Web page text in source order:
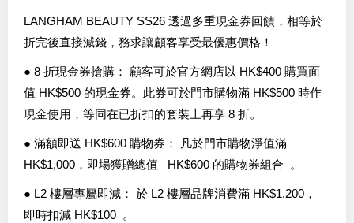
LANGHAM BEAUTY SS26 透過多重現金券回饋，相等於
折完後直接減錢，務求讓顧客享受最優惠價格！
● 8 折現金券搶購： 顧客可於官方網店以 HK$400 購買面
值 HK$500 的現金券。此券可於門市購物滿 HK$500 時作
現金使用，等同在已折扣的套裝上再享 8 折。
● 滿額即送 HK$600 購物券： 凡於門市購物淨值滿
HK$1,000，即場獲贈總值 HK$600 的購物券組合 。
● L2 樓層專屬即減： 於 L2 樓層品牌消費滿 HK$1,200，
即時扣減 HK$100 。